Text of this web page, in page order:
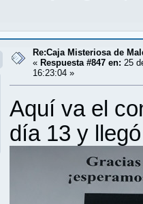
Re:Caja Misteriosa de
« Respuesta #847 en: 25
16:23:04 »
Aquí va el
día 13 y